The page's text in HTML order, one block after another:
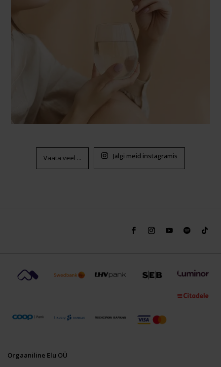
Vaata veel ... Jälgi meid instagramis
Orgaaniline Elu OÜ